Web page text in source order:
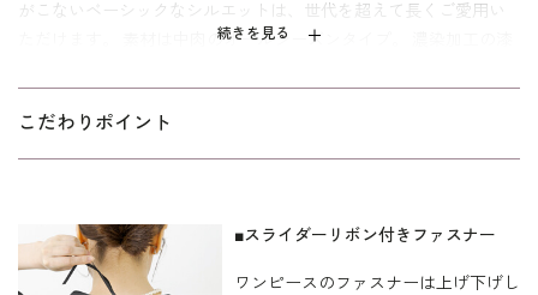
続きを見る
がこないベーシックなシルエットは、世代を超えて長くご愛用い
ただけます。 素材は中肉のオールシーズンタイプ。 濃染加工の漆
ャブルです。 お取扱いは
参照ください。
の標準タイプ。 30代のキャリア世代や、小柄なミセスにも着こな
しやすい寸法です。
こだわりポイント
■スライダーリボン付きファスナー
ワンピースのファスナーは上げ下げし